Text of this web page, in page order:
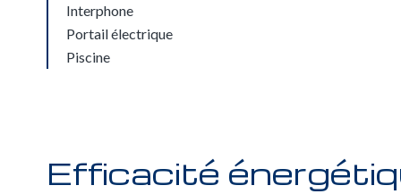
Interphone
Portail électrique
Piscine
Efficacité